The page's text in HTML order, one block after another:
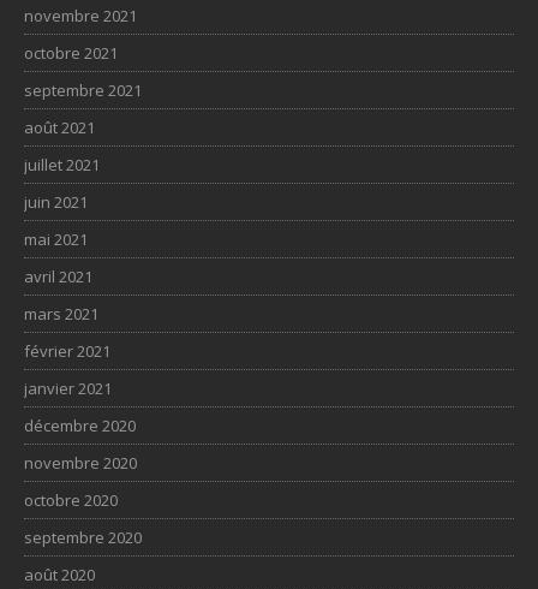
novembre 2021
octobre 2021
septembre 2021
août 2021
juillet 2021
juin 2021
mai 2021
avril 2021
mars 2021
février 2021
janvier 2021
décembre 2020
novembre 2020
octobre 2020
septembre 2020
août 2020